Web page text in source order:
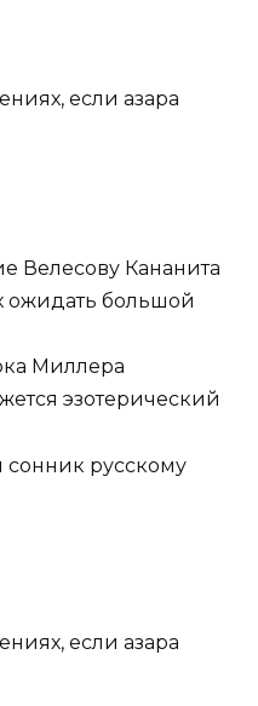
если азара
Велесову Кананита
ожидать большой
Миллера
эзотерический
русскому
если азара